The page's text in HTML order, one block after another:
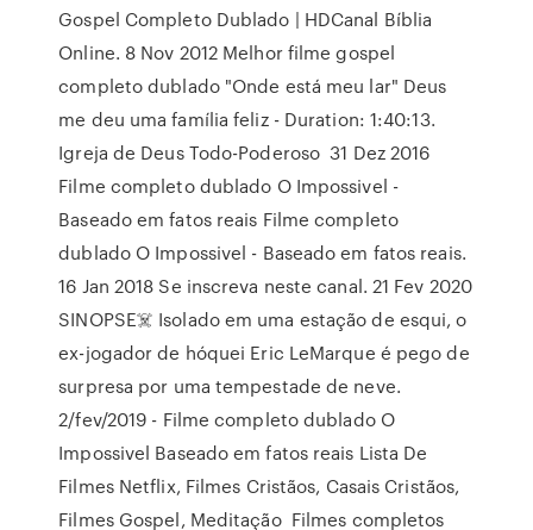
Gospel Completo Dublado | HDCanal Bíblia
Online. 8 Nov 2012 Melhor filme gospel
completo dublado "Onde está meu lar" Deus
me deu uma família feliz - Duration: 1:40:13.
Igreja de Deus Todo-Poderoso 31 Dez 2016
Filme completo dublado O Impossivel -
Baseado em fatos reais Filme completo
dublado O Impossivel - Baseado em fatos reais.
16 Jan 2018 Se inscreva neste canal. 21 Fev 2020
SINOPSE☠️ Isolado em uma estação de esqui, o
ex-jogador de hóquei Eric LeMarque é pego de
surpresa por uma tempestade de neve.
2/fev/2019 - Filme completo dublado O
Impossivel Baseado em fatos reais Lista De
Filmes Netflix, Filmes Cristãos, Casais Cristãos,
Filmes Gospel, Meditação Filmes completos